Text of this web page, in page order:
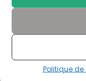
Politique de
leur mission
futur
faire du
Ensemble,
chance à ces